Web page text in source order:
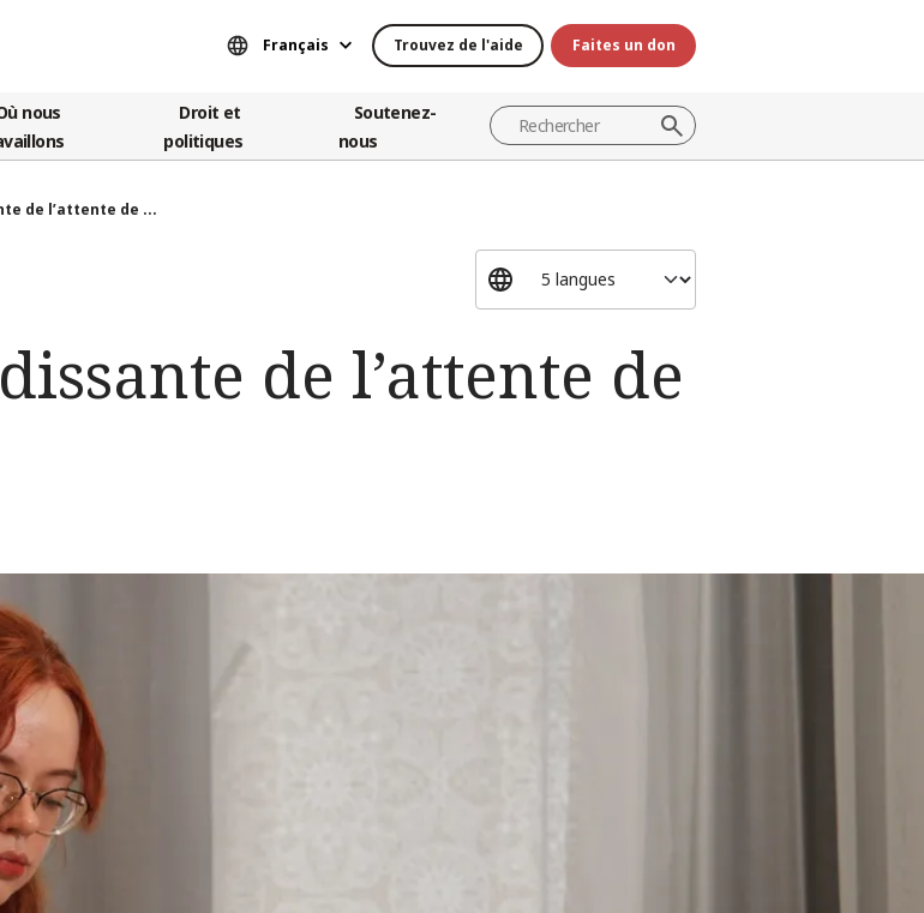
Français Trouvez de l'aide Faites un don
nous
Droit et
politiques
Soutenez-
nous
de l’attente de ...
de l’attente de